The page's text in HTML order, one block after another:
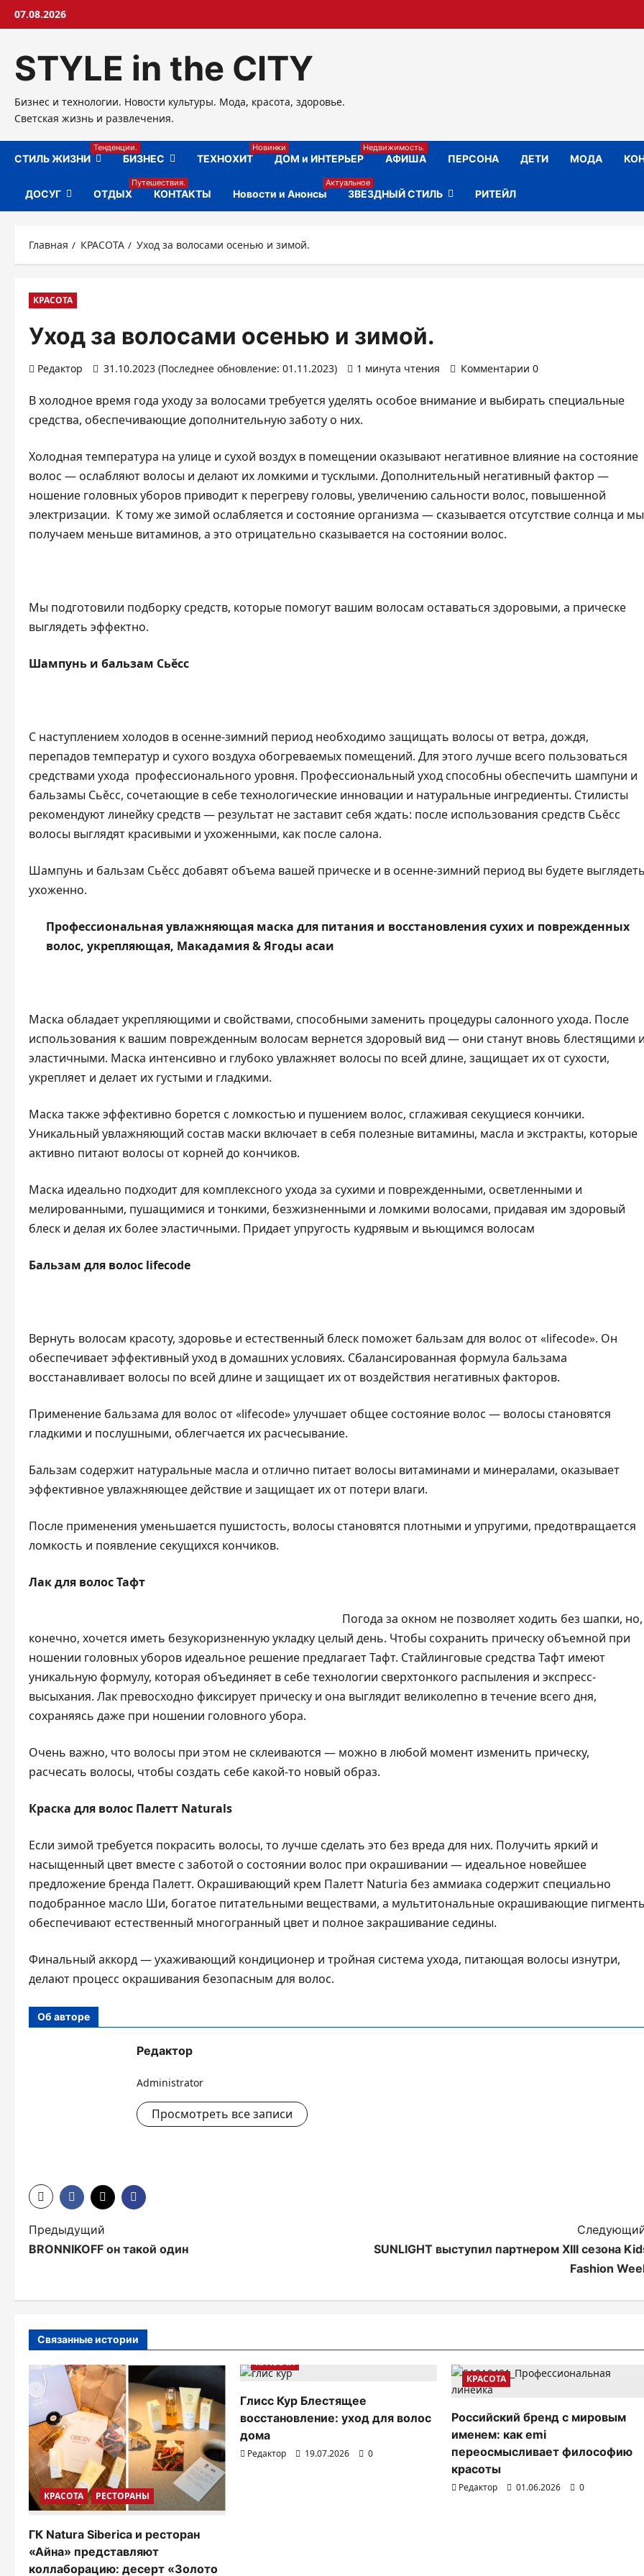
Перейти
07.08.2026
STYLE in the CITY
Бизнес и технологии. Новости культуры. Мода, красота, здоровье.
Светская жизнь и развлечения.
СТИЛЬ ЖИЗНИ
Тенденции.
БИЗНЕС ТЕХНОХИТ
Новинки
ДОМ и ИНТЕРЬЕР
Недвижимость.
АФИША ПЕРСОНА ДЕТИ МОДА
ДОСУГ ОТДЫХ
Путешествия.
КОНТАКТЫ Новости и Анонсы
Актуальное
ЗВЕЗДНЫЙ СТИЛЬ РИТЕЙЛ
Главная КРАСОТА Уход за волосами осенью и зимой.
КРАСОТА
Уход за волосами осенью и зимой.
Редактор 31.10.2023 (Последнее обновление: 01.11.2023) 1 минута чтения Комментарии 0
В холодное время года уходу за волосами требуется уделять особое внимание и выбирать специальные
средства, обеспечивающие дополнительную заботу о них.
Холодная температура на улице и сухой воздух в помещении оказывают негативное влияние на состояние
волос — ослабляют волосы и делают их ломкими и тусклыми. Дополнительный негативный фактор —
ношение головных уборов приводит к перегреву головы, увеличению сальности волос, повышенной
электризации. К тому же зимой ослабляется и состояние организма — сказывается отсутствие солнца и мы
получаем меньше витаминов, а это отрицательно сказывается на состоянии волос.
Мы подготовили подборку средств, которые помогут вашим волосам оставаться здоровыми, а прическе
выглядеть эффектно.
Шампунь и бальзам Cьěсс
С наступлением холодов в осенне-зимний период необходимо защищать волосы от ветра, дождя,
перепадов температур и сухого воздуха обогреваемых помещений. Для этого лучше всего пользоваться
средствами ухода профессионального уровня. Профессиональный уход способны обеспечить шампуни и
бальзамы Cьěсс, сочетающие в себе технологические инновации и натуральные ингредиенты. Стилисты
рекомендуют линейку средств — результат не заставит себя ждать: после использования средств Cьěсс
волосы выглядят красивыми и ухоженными, как после салона.
Шампунь и бальзам Cьěсс добавят объема вашей прическе и в осенне-зимний период вы будете
ухоженно.
Профессиональная увлажняющая маска для питания и восстановления сухих и поврежденных
волос, укрепляющая, Макадамия & Ягоды асаи
Маска обладает укрепляющими и свойствами, способными заменить процедуры салонного ухода. После
использования к вашим поврежденным волосам вернется здоровый вид — они станут вновь блестящими
эластичными. Маска интенсивно и глубоко увлажняет волосы по всей длине, защищает их от сухости,
укрепляет и делает их густыми и гладкими.
Маска также эффективно борется с ломкостью и пушением волос, сглаживая секущиеся кончики.
Уникальный увлажняющий состав маски включает в себя полезные витамины, масла и экстракты, которые
активно питают волосы от корней до кончиков.
Маска идеально подходит для комплексного ухода за сухими и поврежденными, осветленными и
мелированными, пушащимися и тонкими, безжизненными и ломкими волосами, придавая им здоровый
блеск и делая их более эластичными. Придает упругость кудрявым и вьющимся волосам
Бальзам для волос lifecode
Вернуть волосам красоту, здоровье и естественный блеск поможет бальзам для волос от «lifecode». Он
обеспечивает эффективный уход в домашних условиях. Сбалансированная формула бальзама
восстанавливает волосы по всей длине и защищает их от воздействия негативных факторов.
Применение бальзама для волос от «lifecode» улучшает общее состояние волос — волосы становятся
гладкими и послушными, облегчается их расчесывание.
Бальзам содержит натуральные масла и отлично питает волосы витаминами и минералами, оказывает
эффективное увлажняющее действие и защищает их от потери влаги.
После применения уменьшается пушистость, волосы становятся плотными и упругими, предотвращается
ломкость и появление секущихся кончиков.
Лак для волос Тафт
Погода за окном не позволяет ходить без шапки, но,
конечно, хочется иметь безукоризненную укладку целый день. Чтобы сохранить прическу объемной при
ношении головных уборов идеальное решение предлагает Тафт. Стайлинговые средства Тафт имеют
уникальную формулу, которая объединяет в себе технологии сверхтонкого распыления и экспресс-
высыхания. Лак превосходно фиксирует прическу и она выглядит великолепно в течение всего дня,
сохраняясь даже при ношении головного убора.
Очень важно, что волосы при этом не склеиваются — можно в любой момент изменить прическу,
расчесать волосы, чтобы создать себе какой-то новый образ.
Краска для волос Палетт Naturals
Если зимой требуется покрасить волосы, то лучше сделать это без вреда для них. Получить яркий и
насыщенный цвет вместе с заботой о состоянии волос при окрашивании — идеальное новейшее
предложение бренда Палетт. Окрашивающий крем Палетт Naturia без аммиака содержит специально
подобранное масло Ши, богатое питательными веществами, а мультитональные окрашивающие
обеспечивают естественный многогранный цвет и полное закрашивание седины.
Финальный аккорд — ухаживающий кондиционер и тройная система ухода, питающая волосы изнутри,
делают процесс окрашивания безопасным для волос.
Об авторе
Редактор
Administrator
Просмотреть все записи
Н
а
г
а
ц
и
я
п
о
з
а
п
Предыдущий
BRONNIKOFF он такой один
SUNLIGHT выступил партнером XIII сезона
Fashion
Связанные истории
КРАСОТА РЕСТОРАНЫ
ГК Natura Siberica и ресторан
«Айна» представляют
коллаборацию: десерт «Золото
КРАСОТА
Глисс Кур Блестящее
восстановление: уход для волос
дома
Редактор 19.07.2026 0
КРАСОТА
Российский бренд с мировым
именем: как emi
переосмысливает философию
красоты
Редактор 01.06.2026 0